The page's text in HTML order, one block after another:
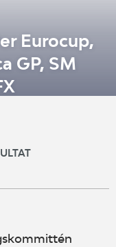
Eurocup,
GP, SM